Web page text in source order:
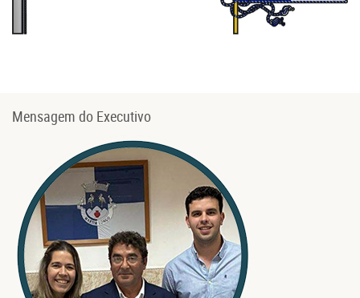
Mensagem do Executivo